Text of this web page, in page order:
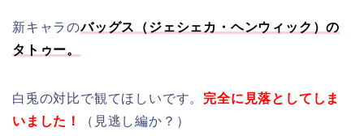
新キャラのバッグス（ジェシェカ・ヘンウィック）の
タトゥー。
白兎の対比で観てほしいです。 完全に見落としてしま
いました！
（見逃し編か？）